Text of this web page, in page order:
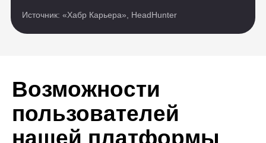
Истории обычных людей,
преобразивших свои жизни
на подобные перемены.